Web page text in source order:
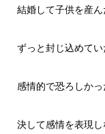
結婚して子供を産ん
ずっと封じ込めてい
感情的で恐ろしか
決して感情を表現し